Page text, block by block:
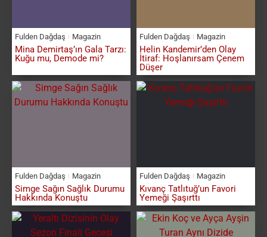
Fulden Dağdaş Magazin
Mina Demirtaş’ın Gala Tarzı:
Kuğu mu, Demode mi?
Fulden Dağdaş Magazin
Helin Kandemir’den Olay
İtiraf: Hoşlanırsam Çenem
Düşer
Fulden Dağdaş Magazin
Simge Sağın Sağlık Durumu
Hakkında Konuştu
Fulden Dağdaş Magazin
Kıvanç Tatlıtuğ’un Favori
Yemeği Şaşırttı